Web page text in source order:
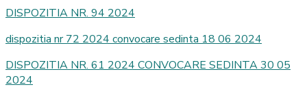
DISPOZITIA NR. 94 2024
dispozitia nr 72 2024 convocare sedinta 18 06 2024
DISPOZITIA NR. 61 2024 CONVOCARE SEDINTA 30 05
2024